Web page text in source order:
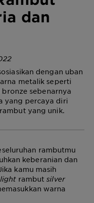
dan
dengan uban
metalik seperti
bronze sebenarnya
yang percaya diri
yang unik.
rambutmu
keberanian dan
kamu masih
rambutsilver
warna